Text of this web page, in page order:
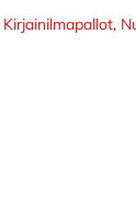
Kirjainilmapallot,